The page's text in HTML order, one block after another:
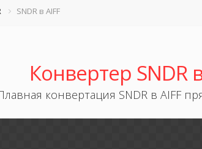
SNDR в AIFF
Конвертер SNDR
конвертация SNDR в AIFF